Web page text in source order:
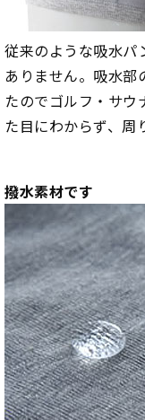
従来のような吸水パ
ありません。吸水部
たのでゴルフ・サウ
た目にわからず、周
撥水素材です